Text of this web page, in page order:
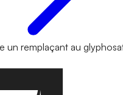
un remplaçant au